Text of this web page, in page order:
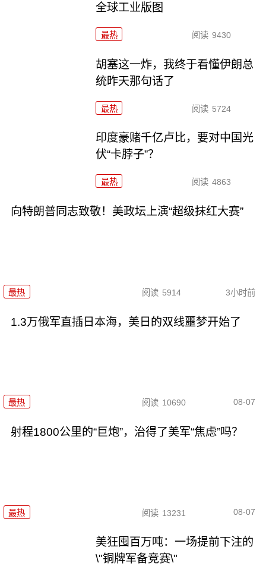
全球工业版图
最热 阅读 9430
胡塞这一炸，我终于看懂伊朗总
统昨天那句话了
最热 阅读 5724
印度豪赌千亿卢比，要对中国光
伏“卡脖子”？
最热 阅读 4863
向特朗普同志致敬！美政坛上演“超级抹红大赛”
最热 阅读 5914 3小时前
1.3万俄军直插日本海，美日的双线噩梦开始了
最热 阅读 10690 08-07
射程1800公里的“巨炮”，治得了美军“焦虑”吗？
最热 阅读 13231 08-07
美狂囤百万吨：一场提前下注的
\"铜牌军备竞赛\"